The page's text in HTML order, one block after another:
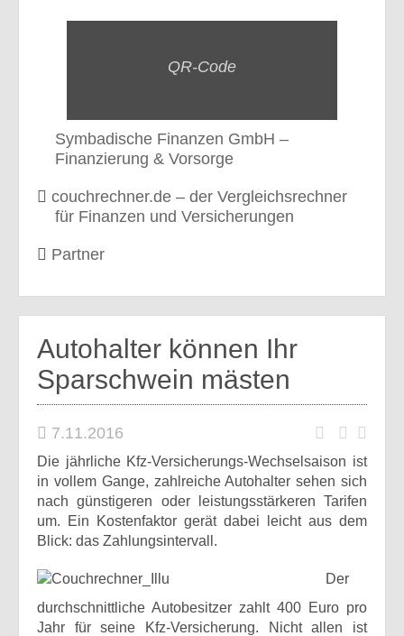
QR-Code
Symbadische Finanzen GmbH –
Finanzierung & Vorsorge
couchrechner.de – der Vergleichsrechner
für Finanzen und Versicherungen
Partner
Autohalter können Ihr
Sparschwein mästen
7.11.2016
Die jährliche Kfz-Versicherungs-Wechselsaison ist
in vollem Gange, zahlreiche Autohalter sehen sich
nach günstigeren oder leistungsstärkeren Tarifen
um. Ein Kostenfaktor gerät dabei leicht aus dem
Blick: das Zahlungsintervall.
Der
durchschnittliche Autobesitzer zahlt 400 Euro pro
Jahr für seine Kfz-Versicherung. Nicht allen ist